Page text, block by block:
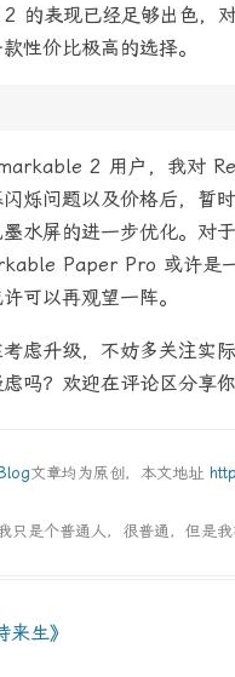
的表现已经足够出色，
性价比极高的选择。
2 用户，我对
烁问题以及价格后，暂
水屏的进一步优化。对
Paper Pro 或许是
可以再观望一阵。
虑升级，不妨多关注实
吗？欢迎在评论区分享你
文章均为原创，本文地址
只是个普通人，很普通，但是我
生》